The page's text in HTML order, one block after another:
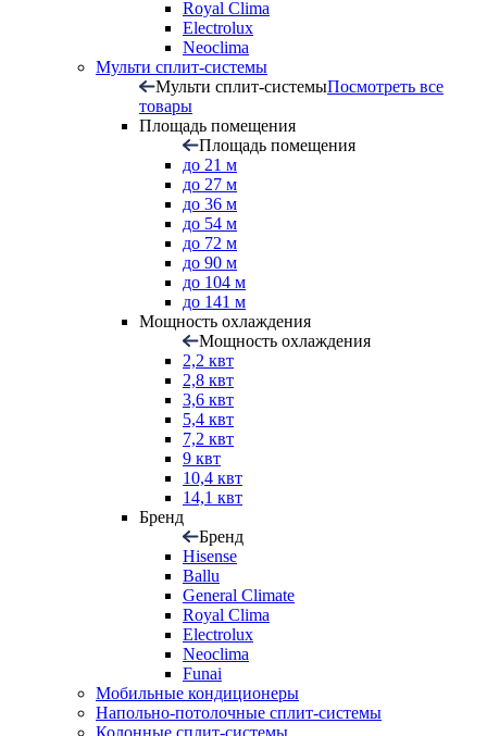
Royal Clima
Electrolux
Neoclima
Мульти сплит-системы
Мульти сплит-системыПосмотреть все
товары
Площадь помещения
Площадь помещения
до 21 м
до 27 м
до 36 м
до 54 м
до 72 м
до 90 м
до 104 м
до 141 м
Мощность охлаждения
Мощность охлаждения
2,2 квт
2,8 квт
3,6 квт
5,4 квт
7,2 квт
9 квт
10,4 квт
14,1 квт
Бренд
Бренд
Hisense
Ballu
General Climate
Royal Clima
Electrolux
Neoclima
Funai
Мобильные кондиционеры
Напольно-потолоч​ные ​сплит-системы
Колонные ​​сплит-системы